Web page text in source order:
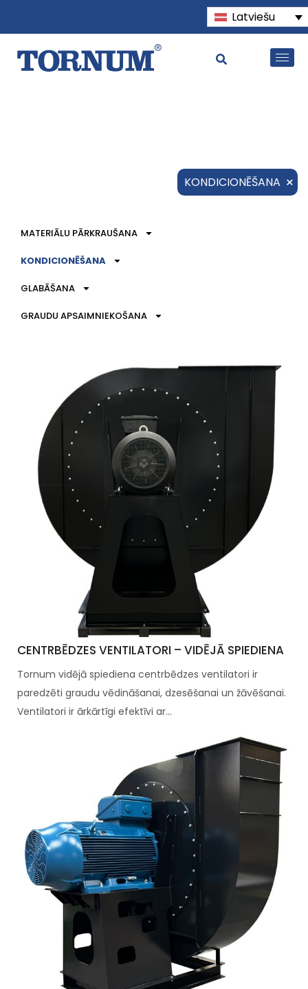
Latviešu
KONDICIONĒŠANA ×
MATERIĀLU PĀRKRAUŠANA
KONDICIONĒŠANA
GLABĀŠANA
GRAUDU APSAIMNIEKOŠANA
CENTRBĒDZES VENTILATORI – VIDĒJĀ SPIEDIENA
Tornum vidējā spiediena centrbēdzes ventilatori ir
paredzēti graudu vēdināšanai, dzesēšanai un žāvēšanai.
Ventilatori ir ārkārtīgi efektīvi ar...